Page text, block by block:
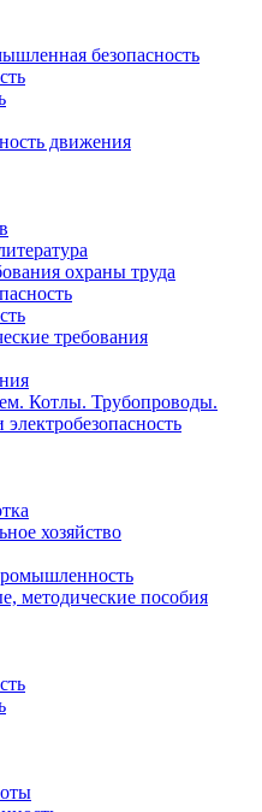
безопасность
движения
охраны труда
требования
Котлы. Трубопроводы.
хозяйство
методические пособия